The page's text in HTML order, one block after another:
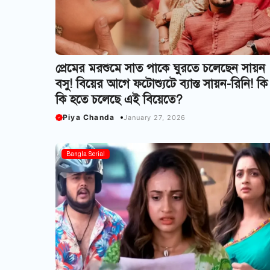
প্রেমের মরশুমে সাত পাকে ঘুরতে চলেছেন সায়ন
বসু! বিয়ের আগে ফটোশ্যুটে ব্যাস্ত সায়ন-রিনি! কি
কি হতে চলেছে এই বিয়েতে?
Piya Chanda January 27, 2026
Bangla Serial